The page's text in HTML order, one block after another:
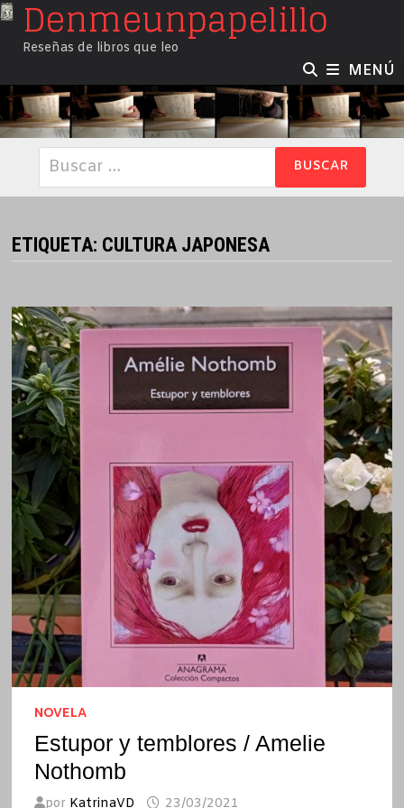
SaltarDenmeunpapelillo
Reseñas de libros que leo
MENÚ
Buscar:
ETIQUETA: CULTURA JAPONESA
NOVELA
Estupor y temblores / Amelie
Nothomb
por KatrinaVD 23/03/2021